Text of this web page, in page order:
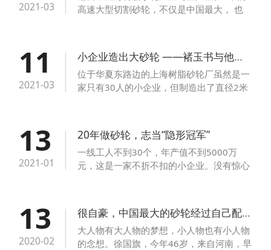
2021-03
高速大型切割砂轮，不仅是中国最大， 也
高精尖产品——这里有全国一流的生产设
备。
11
2021-03
小企业造出大砂轮 ——褚玉书与他的“砂轮国产梦”
位于华夏东路边的上海树脂砂轮厂虽然是一
家只有30人的小企业，但制造出了直径2米
13
2021-01
20年做砂轮，志当“隐形冠军”
一线工人不到30个，年产值不到5000万
元，这是一家不折不扣的小企业。没有惊心
东的一个小角落踏踏实实、默默无闻地做着
基础工业，几十年如一日。
13
2020-02
很自豪，中国最大的砂轮经过自己配料出来
大人物有大人物的梦想，小人物也有小人物
的念想。徐国旗，今年46岁，来自河南，早